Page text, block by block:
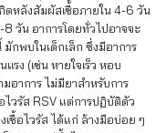
ดหลังสัมผัสเชื้อภายใน 4-6 วัน
วัน อาการโดยทั่วไปอาจจะ
มักพบในเด็กเล็ก ซึ่งมีอาการ
รง (เช่น หายใจเร็ว หอบ
อาการ ไม่มียาสำหรับการ
วรัส RSV แต่การปฏิบัติตัว
ชื้อไวรัส ได้แก่ ล้างมือบ่อย ๆ